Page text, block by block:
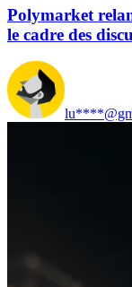
Polymarket
le cadre des